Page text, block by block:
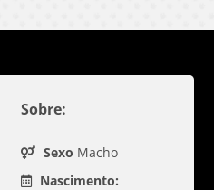
Sobre:
Sexo Macho
Nascimento: